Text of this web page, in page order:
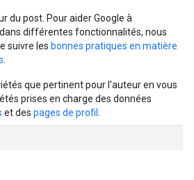
du post. Pour aider Google à
différentes fonctionnalités, nous
suivre les bonnes pratiques en matière
que pertinent pour l'auteur en vous
prises en charge des données
et des pages de profil